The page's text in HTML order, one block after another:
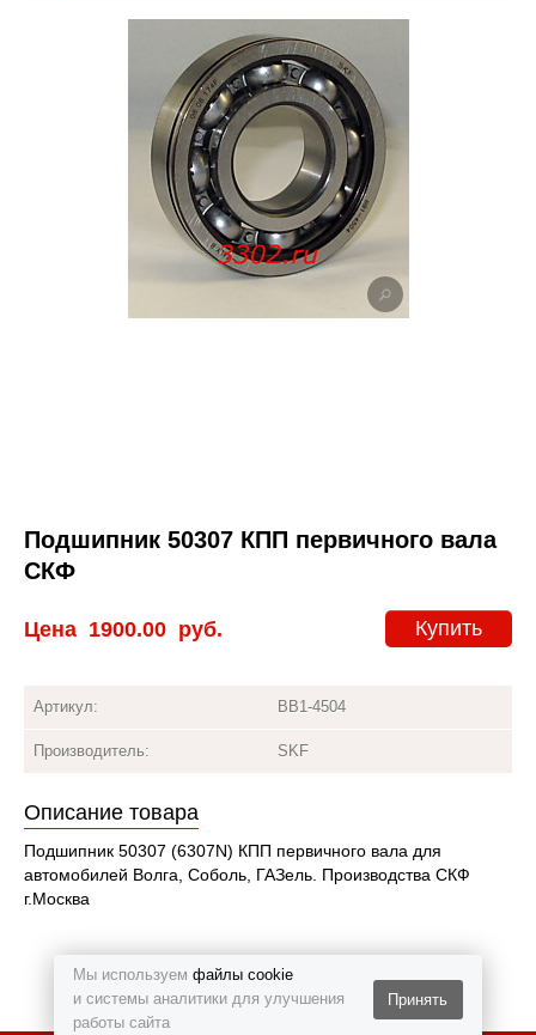
Мы используем файлы cookie
и системы аналитики для улучшения
работы сайта
Принять
Покупка и оплата
Подшипник 50307 КПП первичного вала
СКФ
Купить
Цена 1900.00 руб.
Артикул: BB1-4504
Производитель: SKF
Описание товара
Подшипник 50307 (6307N) КПП первичного вала для
автомобилей Волга, Соболь, ГАЗель. Производства СКФ
г.Москва